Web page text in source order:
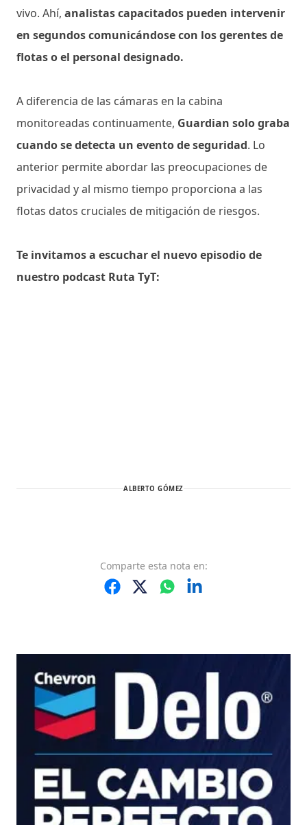
vivo. Ahí, analistas capacitados pueden intervenir
en segundos comunicándose con los gerentes de
flotas o el personal designado.
A diferencia de las cámaras en la cabina
monitoreadas continuamente, Guardian solo graba
cuando se detecta un evento de seguridad. Lo
anterior permite abordar las preocupaciones de
privacidad y al mismo tiempo proporciona a las
flotas datos cruciales de mitigación de riesgos.
Te invitamos a escuchar el nuevo episodio de
nuestro podcast Ruta TyT:
ALBERTO GÓMEZ
Comparte esta nota en: